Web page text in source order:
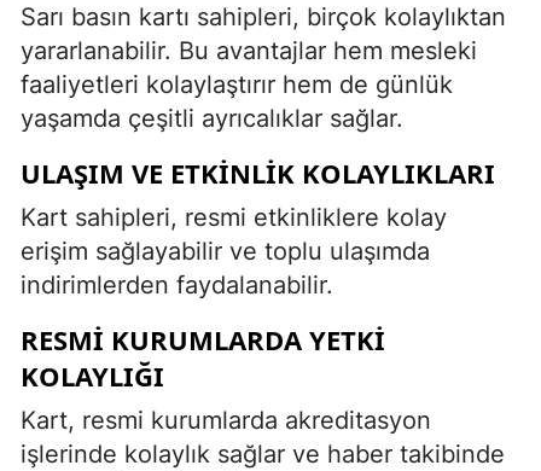
Sarı basın kartı sahipleri, birçok kolaylıktan
yararlanabilir. Bu avantajlar hem mesleki
faaliyetleri kolaylaştırır hem de günlük
yaşamda çeşitli ayrıcalıklar sağlar.
ULAŞIM VE ETKINLIK KOLAYLIKLARI
Kart sahipleri, resmi etkinliklere kolay
erişim sağlayabilir ve toplu ulaşımda
indirimlerden faydalanabilir.
RESMI KURUMLARDA YETKI
KOLAYLIĞI
Kart, resmi kurumlarda akreditasyon
işlerinde kolaylık sağlar ve haber takibinde